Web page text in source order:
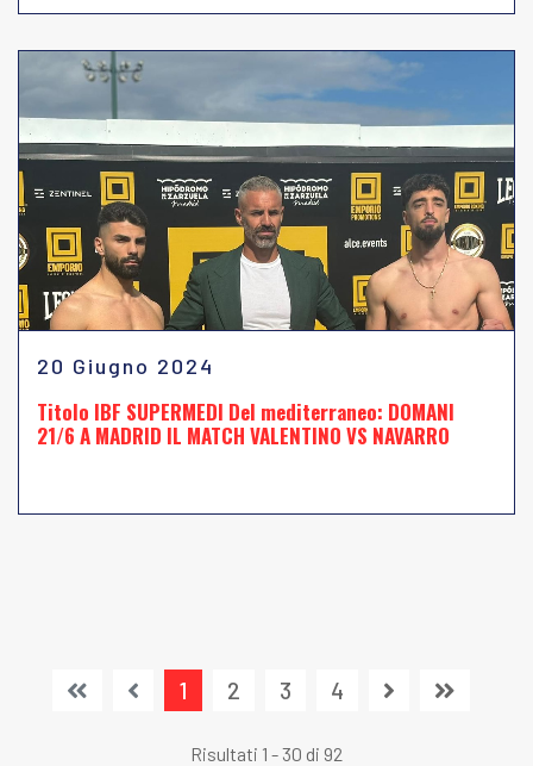
20 Giugno 2024
Titolo IBF SUPERMEDI Del mediterraneo: DOMANI
21/6 A MADRID IL MATCH VALENTINO VS NAVARRO
1 2 3 4
Risultati 1 - 30 di 92